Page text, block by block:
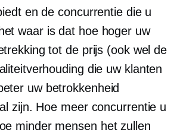
en de concurrentie die u
waar is dat hoe hoger uw
tot de prijs (ook wel de
die uw klanten
uw betrokkenheid
zijn. Hoe meer concurrentie u
minder mensen het zullen